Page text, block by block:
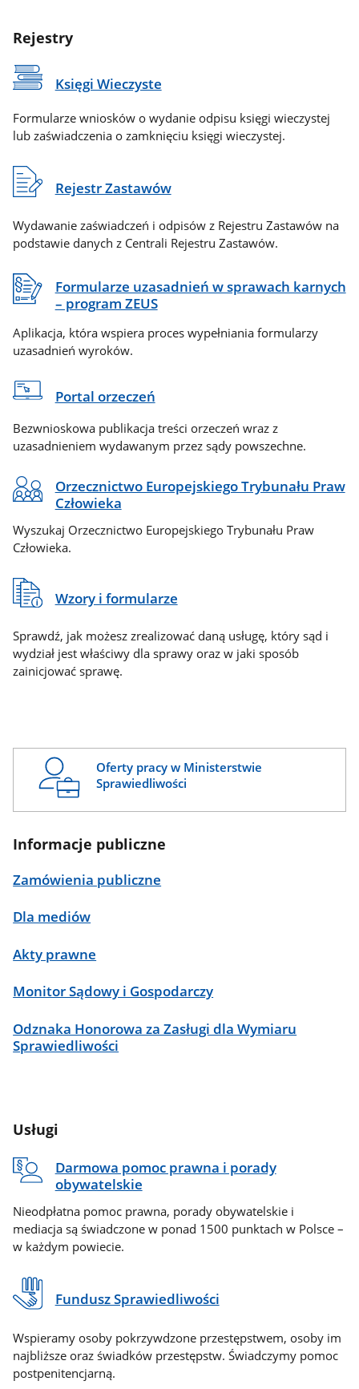
Rejestry
Księgi Wieczyste
Formularze wniosków o wydanie odpisu księgi wieczystej
lub zaświadczenia o zamknięciu księgi wieczystej.
Rejestr Zastawów
Wydawanie zaświadczeń i odpisów z Rejestru Zastawów na
podstawie danych z Centrali Rejestru Zastawów.
Formularze uzasadnień w sprawach karnych
– program ZEUS
Aplikacja, która wspiera proces wypełniania formularzy
uzasadnień wyroków.
Portal orzeczeń
Bezwnioskowa publikacja treści orzeczeń wraz z
uzasadnieniem wydawanym przez sądy powszechne.
Orzecznictwo Europejskiego Trybunału Praw
Człowieka
Wyszukaj Orzecznictwo Europejskiego Trybunału Praw
Człowieka.
Wzory i formularze
Sprawdź, jak możesz zrealizować daną usługę, który sąd i
wydział jest właściwy dla sprawy oraz w jaki sposób
zainicjować sprawę.
Oferty pracy w Ministerstwie
Sprawiedliwości
Informacje publiczne
Zamówienia publiczne
Dla mediów
Akty prawne
Monitor Sądowy i Gospodarczy
Odznaka Honorowa za Zasługi dla Wymiaru
Sprawiedliwości
Usługi
Darmowa pomoc prawna i porady
obywatelskie
Nieodpłatna pomoc prawna, porady obywatelskie i
mediacja są świadczone w ponad 1500 punktach w Polsce –
w każdym powiecie.
Fundusz Sprawiedliwości
Wspieramy osoby pokrzywdzone przestępstwem, osoby im
najbliższe oraz świadków przestępstw. Świadczymy pomoc
postpenitencjarną.